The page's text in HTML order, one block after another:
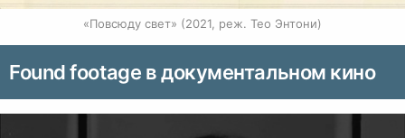
«Повсюду свет» (2021, реж. Тео Энтони)
Found footage в документальном кино